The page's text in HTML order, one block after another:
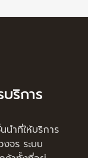
ริการ
ำที่ให้บริการ
จร ระบบ